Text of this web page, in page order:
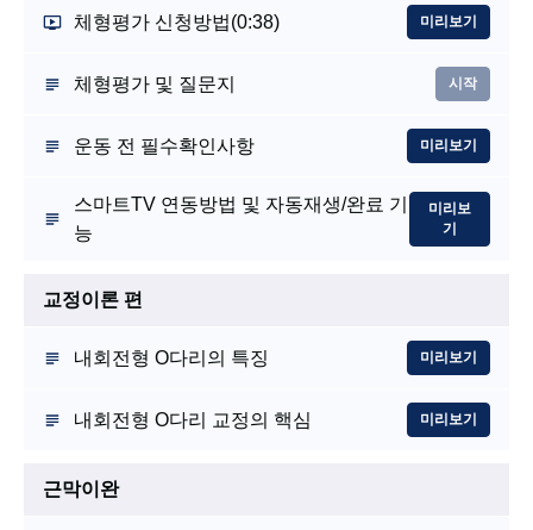
체형평가 신청방법(0:38) 미리보기
체형평가 및 질문지 시작
운동 전 필수확인사항 미리보기
스마트TV 연동방법 및 자동재생/완료 기
능
미리보
기
교정이론 편
내회전형 O다리의 특징 미리보기
내회전형 O다리 교정의 핵심 미리보기
근막이완